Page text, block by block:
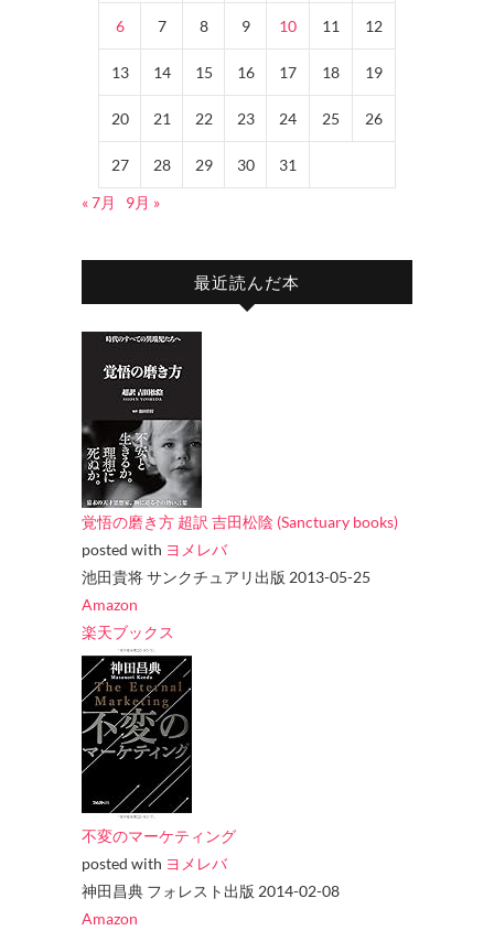
6 7 8 9 10 11 12
13 14 15 16 17 18 19
20 21 22 23 24 25 26
27 28 29 30
31
« 7月
9月 »
最近読んだ本
覚悟の磨き方 超訳 吉田松陰 (Sanctuary books)
posted with ヨメレバ
池田貴将 サンクチュアリ出版 2013-05-25
Amazon
楽天ブックス
不変のマーケティング
posted with ヨメレバ
神田昌典 フォレスト出版 2014-02-08
Amazon